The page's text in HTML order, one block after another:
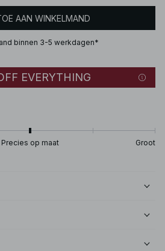
AAN WINKELMAND
binnen 3-5 werkdagen*
EVERYTHING
Precies op maat Groot